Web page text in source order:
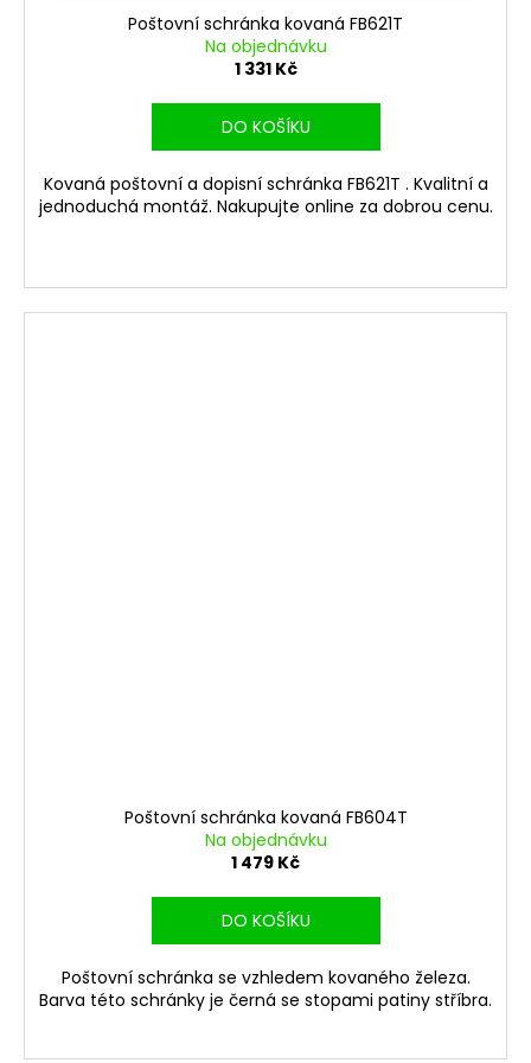
Poštovní schránka kovaná FB621T
Na objednávku
1 331 Kč
DO KOŠÍKU
Kovaná poštovní a dopisní schránka FB621T . Kvalitní a
jednoduchá montáž. Nakupujte online za dobrou cenu.
Poštovní schránka kovaná FB604T
Na objednávku
1 479 Kč
DO KOŠÍKU
Poštovní schránka se vzhledem kovaného železa.
Barva této schránky je černá se stopami patiny stříbra.